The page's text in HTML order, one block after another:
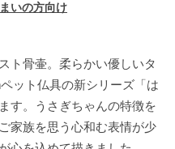
いの方向け
ト骨壷。柔らかい優しいタ
ット仏具の新シリーズ「は
す。うさぎちゃんの特徴を
家族を思う心和む表情が少